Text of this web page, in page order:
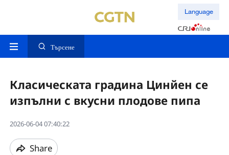
Language
Търсене
Класическата градина Цинйен се
изпълни с вкусни плодове пипа
2026-06-04 07:40:22
Share